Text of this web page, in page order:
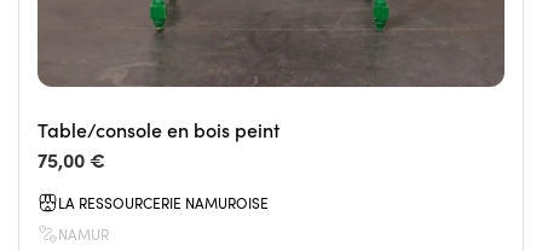
Table/console en bois peint
75,00 €
LA RESSOURCERIE NAMUROISE
NAMUR